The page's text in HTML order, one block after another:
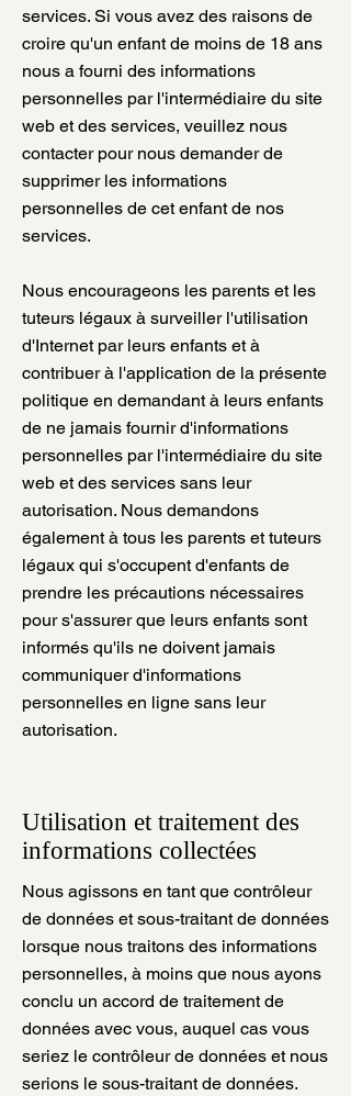
services. Si vous avez des raisons de
croire qu'un enfant de moins de 18 ans
nous a fourni des informations
personnelles par l'intermédiaire du site
web et des services, veuillez nous
contacter pour nous demander de
supprimer les informations
personnelles de cet enfant de nos
services.
Nous encourageons les parents et les
tuteurs légaux à surveiller l'utilisation
d'Internet par leurs enfants et à
contribuer à l'application de la présente
politique en demandant à leurs enfants
de ne jamais fournir d'informations
personnelles par l'intermédiaire du site
web et des services sans leur
autorisation. Nous demandons
également à tous les parents et tuteurs
légaux qui s'occupent d'enfants de
prendre les précautions nécessaires
pour s'assurer que leurs enfants sont
informés qu'ils ne doivent jamais
communiquer d'informations
personnelles en ligne sans leur
autorisation.
Utilisation et traitement des
informations collectées
Nous agissons en tant que contrôleur
de données et sous-traitant de données
lorsque nous traitons des informations
personnelles, à moins que nous ayons
conclu un accord de traitement de
données avec vous, auquel cas vous
seriez le contrôleur de données et nous
serions le sous-traitant de données.